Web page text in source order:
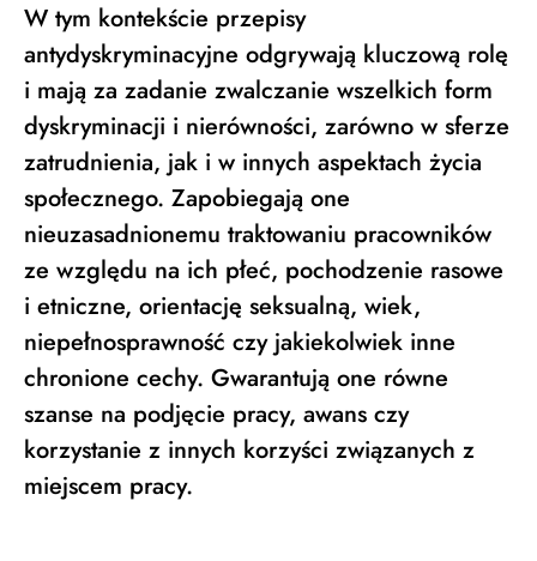
W tym kontekście przepisy
antydyskryminacyjne odgrywają kluczową rolę
i mają za zadanie zwalczanie wszelkich form
dyskryminacji i nierówności, zarówno w sferze
zatrudnienia, jak i w innych aspektach życia
społecznego. Zapobiegają one
nieuzasadnionemu traktowaniu pracowników
ze względu na ich płeć, pochodzenie rasowe
i etniczne, orientację seksualną, wiek,
niepełnosprawność czy jakiekolwiek inne
chronione cechy. Gwarantują one równe
szanse na podjęcie pracy, awans czy
korzystanie z innych korzyści związanych z
miejscem pracy.